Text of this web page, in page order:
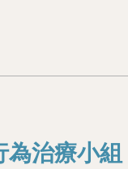
治療小組